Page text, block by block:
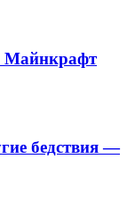
Майнкрафт
бедствия —